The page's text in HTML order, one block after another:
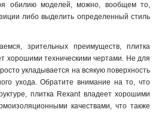
обилию моделей, можно, вообщем то,
либо выделить определенный стиль
зрительных преимуществ, плитка
хорошими техническими чертами. Не для
укладывается на всякую поверхность
ухода. Обратите внимание на то, что
плитка Rexant владеет хорошими
качествами, что также